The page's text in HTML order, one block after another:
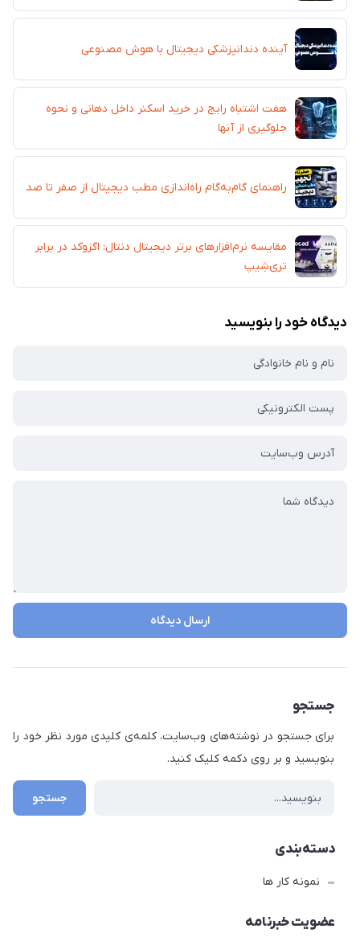
آینده دندانپزشکی دیجیتال با هوش مصنوعی
هفت اشتباه رایج در خرید اسکنر داخل دهانی و نحوه
جلوگیری از آنها
راهنمای گام‌به‌گام راه‌اندازی مطب دیجیتال از صفر تا صد
مقایسه نرم‌افزارهای برتر دیجیتال دنتال: اگزوکد در برابر
تری‌شِیپ
دیدگاه خود را بنویسید
ارسال دیدگاه
جستجو
برای جستجو در نوشته‌های وب‌سایت، کلمه‌ی کلیدی مورد نظر خود را
بنویسید و بر روی دکمه کلیک کنید.
جستجو
دسته‌بندی
نمونه کار ها
عضویت خبرنامه